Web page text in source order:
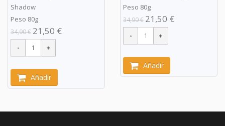
Shadow
Peso 80g
34,90 € 21,50 €
Añadir
Peso 80g
34,90 € 21,50 €
Añadir